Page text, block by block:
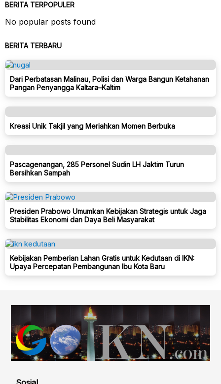
BERITA TERPOPULER
No popular posts found
BERITA TERBARU
Dari Perbatasan Malinau, Polisi dan Warga Bangun Ketahanan
Pangan Penyangga Kaltara–Kaltim
Kreasi Unik Takjil yang Meriahkan Momen Berbuka
Pascagenangan, 285 Personel Sudin LH Jaktim Turun
Bersihkan Sampah
Presiden Prabowo Umumkan Kebijakan Strategis untuk Jaga
Stabilitas Ekonomi dan Daya Beli Masyarakat
Kebijakan Pemberian Lahan Gratis untuk Kedutaan di IKN:
Upaya Percepatan Pembangunan Ibu Kota Baru